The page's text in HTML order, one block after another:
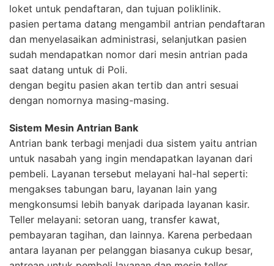
loket untuk pendaftaran, dan tujuan poliklinik.
pasien pertama datang mengambil antrian pendaftaran
dan menyelasaikan administrasi, selanjutkan pasien
sudah mendapatkan nomor dari mesin antrian pada
saat datang untuk di Poli.
dengan begitu pasien akan tertib dan antri sesuai
dengan nomornya masing-masing.
Sistem Mesin Antrian Bank
Antrian bank terbagi menjadi dua sistem yaitu antrian
untuk nasabah yang ingin mendapatkan layanan dari
pembeli. Layanan tersebut melayani hal-hal seperti:
mengakses tabungan baru, layanan lain yang
mengkonsumsi lebih banyak daripada layanan kasir.
Teller melayani: setoran uang, transfer kawat,
pembayaran tagihan, dan lainnya. Karena perbedaan
antara layanan per pelanggan biasanya cukup besar,